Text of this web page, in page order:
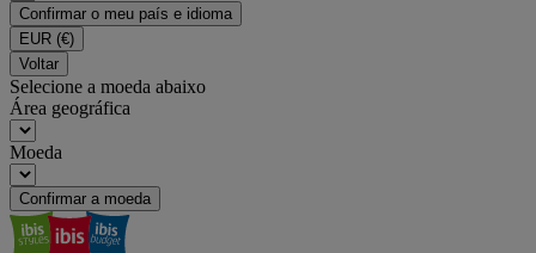
Confirmar o meu país e idioma
EUR (€)
Voltar
Selecione a moeda abaixo
Área geográfica
Moeda
Confirmar a moeda